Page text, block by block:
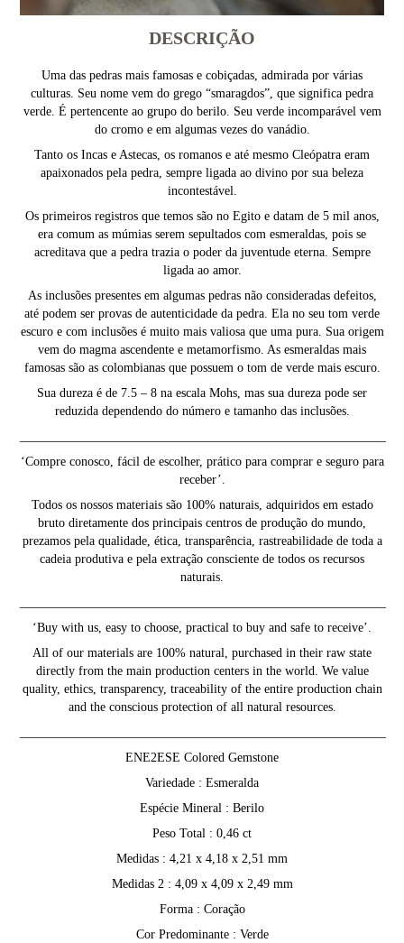
DESCRIÇÃO
Uma das pedras mais famosas e cobiçadas, admirada por várias
culturas. Seu nome vem do grego “smaragdos”, que significa pedra
verde. É pertencente ao grupo do berilo. Seu verde incomparável vem
do cromo e em algumas vezes do vanádio.
Tanto os Incas e Astecas, os romanos e até mesmo Cleópatra eram
apaixonados pela pedra, sempre ligada ao divino por sua beleza
incontestável.
Os primeiros registros que temos são no Egito e datam de 5 mil anos,
era comum as múmias serem sepultados com esmeraldas, pois se
acreditava que a pedra trazia o poder da juventude eterna. Sempre
ligada ao amor.
As inclusões presentes em algumas pedras não consideradas defeitos,
até podem ser provas de autenticidade da pedra. Ela no seu tom verde
escuro e com inclusões é muito mais valiosa que uma pura. Sua origem
vem do magma ascendente e metamorfismo. As esmeraldas mais
famosas são as colombianas que possuem o tom de verde mais escuro.
Sua dureza é de 7.5 – 8 na escala Mohs, mas sua dureza pode ser
reduzida dependendo do número e tamanho das inclusões.
‘Compre conosco, fácil de escolher, prático para comprar e seguro para
receber’.
Todos os nossos materiais são 100% naturais, adquiridos em estado
bruto diretamente dos principais centros de produção do mundo,
prezamos pela qualidade, ética, transparência, rastreabilidade de toda a
cadeia produtiva e pela extração consciente de todos os recursos
naturais.
‘Buy with us, easy to choose, practical to buy and safe to receive’.
All of our materials are 100% natural, purchased in their raw state
directly from the main production centers in the world. We value
quality, ethics, transparency, traceability of the entire production chain
and the conscious protection of all natural resources.
ENE2ESE Colored Gemstone
Variedade : Esmeralda
Espécie Mineral : Berilo
Peso Total : 0,46 ct
Medidas : 4,21 x 4,18 x 2,51 mm
Medidas 2 : 4,09 x 4,09 x 2,49 mm
Forma : Coração
Cor Predominante : Verde